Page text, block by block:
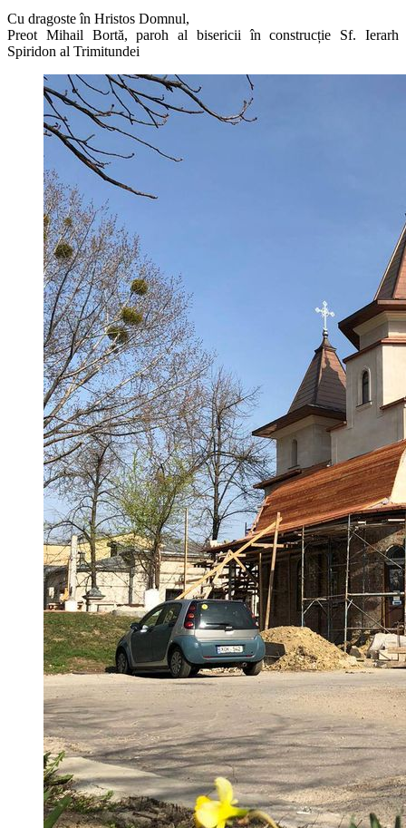
Cu dragoste în Hristos Domnul,
Preot Mihail Bortă, paroh al bisericii în construcție Sf. Ierarh
Spiridon al Trimitundei